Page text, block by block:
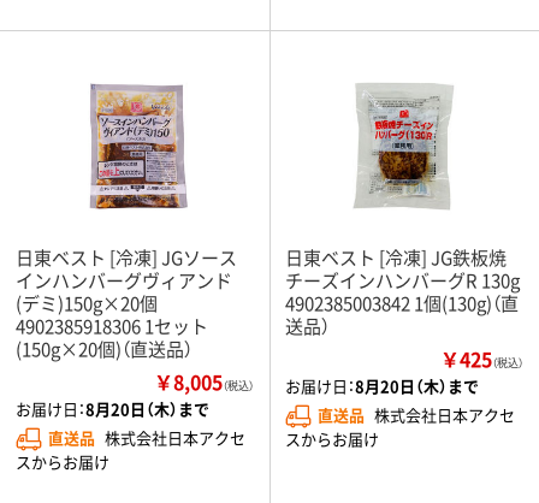
日東ベスト [冷凍] JGソース
インハンバーグヴィアンド
(デミ)150g×20個
4902385918306 1セット
(150g×20個)（直送品）
￥8,005（税込）
お届け日：8月20日（木）まで
直送品 株式会社日本アクセ
スからお届け
日東ベスト [冷凍] JG鉄板焼
チーズインハンバーグR 130g
4902385003842 1個(130g)（直
送品）
￥425（税込）
お届け日：8月20日（木）まで
直送品 株式会社日本アクセ
スからお届け